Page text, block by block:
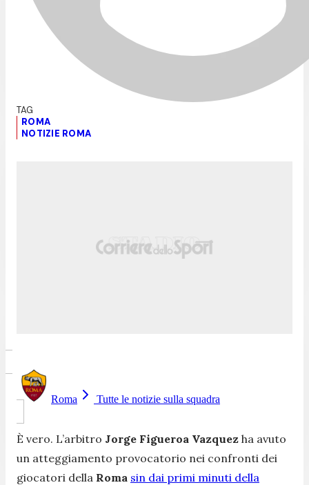
ROMA
NOTIZIE ROMA
Roma Tutte le notizie sulla squadra
È vero. L’arbitro Jorge Figueroa Vazquez ha avuto
un atteggiamento provocatorio nei confronti dei
giocatori della Roma sin dai primi minuti della